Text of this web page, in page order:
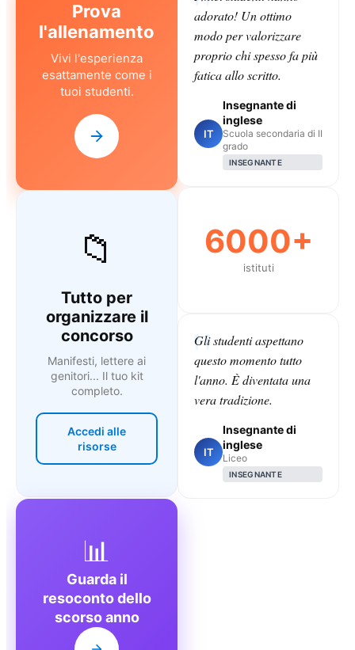
Prova
l'allenamento
Vivi l'esperienza
esattamente come i
tuoi studenti.
📁
Tutto per
organizzare il
concorso
Manifesti, lettere ai
genitori... Il tuo kit
completo.
Accedi alle
risorse
adorato! Un ottimo
modo per valorizzare
proprio chi spesso fa più
fatica allo scritto.
IT
Insegnante di
inglese
Scuola secondaria di II
grado
INSEGNANTE
6000+
istituti
Gli studenti aspettano
questo momento tutto
l'anno. È diventata una
vera tradizione.
IT
Insegnante di
inglese
Liceo
INSEGNANTE
📊
Guarda il
resoconto dello
scorso anno